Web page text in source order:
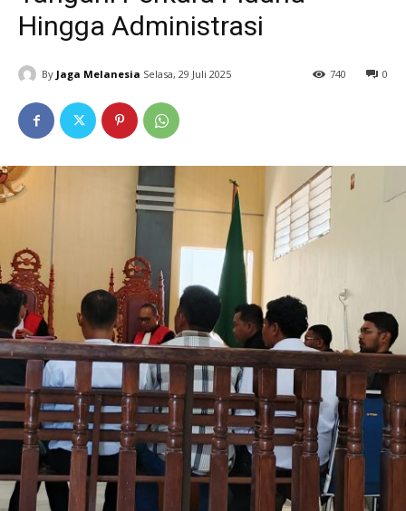
Hingga Administrasi
By Jaga Melanesia Selasa, 29 Juli 2025 0
740